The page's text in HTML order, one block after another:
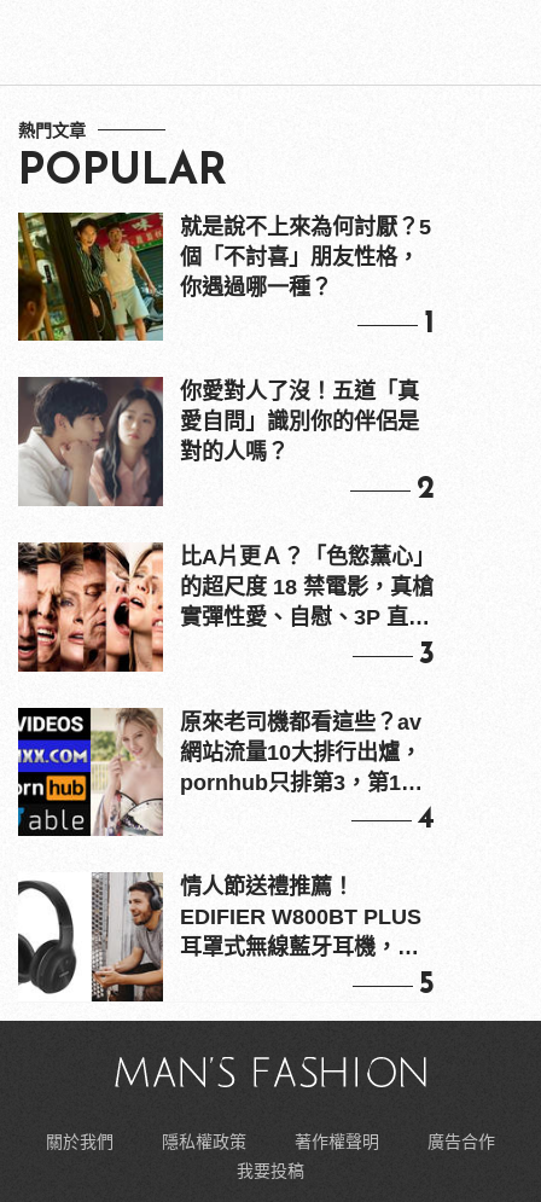
熱門文章
POPULAR
就是說不上來為何討厭？5
個「不討喜」朋友性格，
你遇過哪一種？
1
你愛對人了沒！五道「真
愛自問」識別你的伴侶是
對的人嗎？
2
比A片更Ａ？「色慾薰心」
的超尺度 18 禁電影，真槍
實彈性愛、自慰、3P 直接
3
原來老司機都看這些？av
網站流量10大排行出爐，
pornhub只排第3，第1名
4
情人節送禮推薦！
EDIFIER W800BT PLUS
耳罩式無線藍牙耳機，在
5
關於我們 隱私權政策 著作權聲明
廣告合作
我要投稿